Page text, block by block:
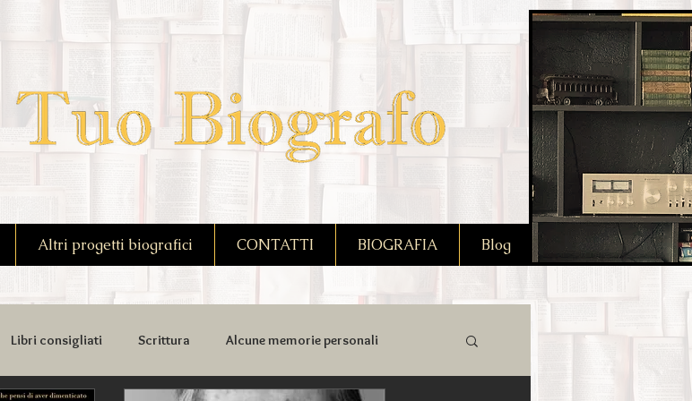
Altri progetti biografici CONTATTI BIOGRAFIA Blog
Libri consigliati Scrittura Alcune memorie personali